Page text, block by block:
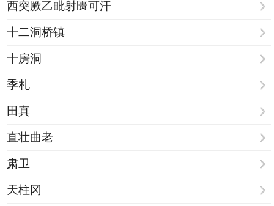
西突厥乙毗射匮可汗
十二洞桥镇
十房洞
季札
田真
直壮曲老
肃卫
天柱冈